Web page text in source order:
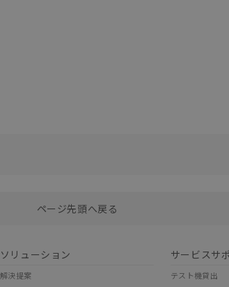
ページ先頭へ戻る
ソリューション
解決提案
サービスサ
テスト機貸出